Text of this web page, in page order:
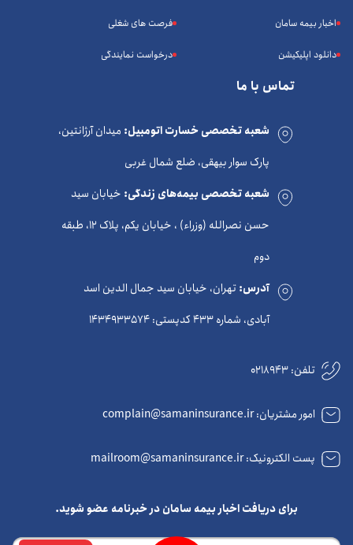
اخبار بیمه سامان
دانلود اپلیکیشن
فرصت های شغلی
درخواست نمایندگی
تماس با ما
شعبه تخصصی خسارت اتومبیل: میدان آرژانتین،
پارک سوار بیهقی، ضلع شمال غربی
شعبه تخصصی بیمه‌های زندگی: خیابان سید
حسن نصرالله (وزراء) ، خیابان یکم، پلاک 12، طبقه
دوم
آدرس:تهران، خیابان سید جمال الدین اسد
آبادی، شماره 433 کدپستی: 1434933574
تلفن:0218943
امور مشتریان: complain@samaninsurance.ir
پست الکترونیک: mailroom@samaninsurance.ir
برای دریافت اخبار بیمه سامان در خبرنامه عضو شوید.